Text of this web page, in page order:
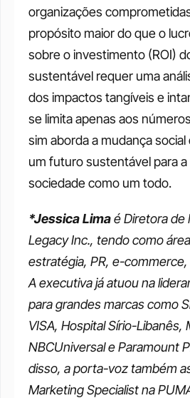
organizações
propósito maior do que o
sobre o investimento (ROI)
sustentável requer uma
dos impactos tangíveis e
se limita apenas aos
sim aborda a mudança
um futuro sustentável para
sociedade como um todo.
*Jessica Lima é Diretora de
Legacy Inc., tendo como
estratégia, PR, e-commerce,
A executiva já atuou na
para grandes marcas como
VISA, Hospital Sírio-Libanês,
NBCUniversal e Paramount
disso, a porta-voz também
Marketing Specialist na